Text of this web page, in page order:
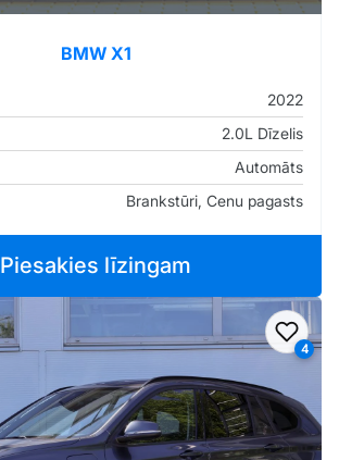
BMW X1
2022
2.0L Dīzelis
Automāts
Brankstūri, Cenu pagasts
Piesakies līzingam
4